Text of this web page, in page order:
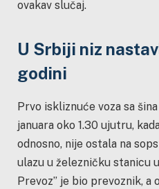
ovakav slučaj.
U Srbiji niz
godini
Prvo iskliznuće voza sa
januara oko 1.30 ujutru,
odnosno, nije ostala na
ulazu u železničku stanicu
Prevoz” je bio prevoznik, a